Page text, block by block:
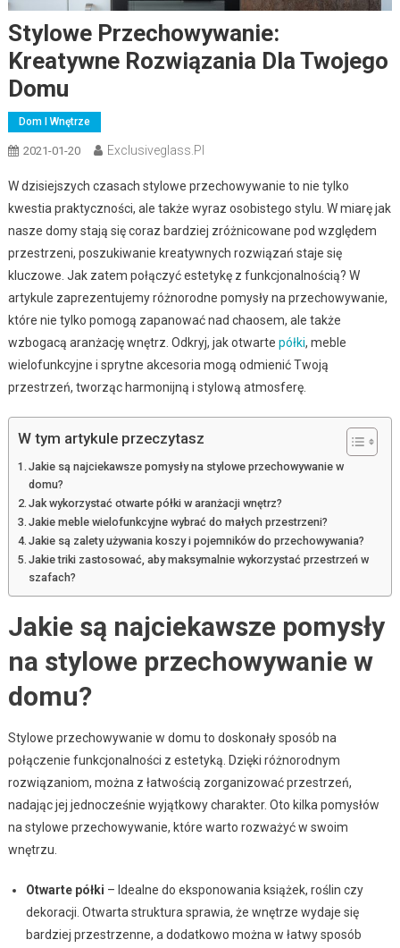
Stylowe Przechowywanie:
Kreatywne Rozwiązania Dla Twojego
Domu
Dom I Wnętrze
2021-01-20 Exclusiveglass.pl
W dzisiejszych czasach stylowe przechowywanie to nie tylko
kwestia praktyczności, ale także wyraz osobistego stylu. W miarę jak
nasze domy stają się coraz bardziej zróżnicowane pod względem
przestrzeni, poszukiwanie kreatywnych rozwiązań staje się
kluczowe. Jak zatem połączyć estetykę z funkcjonalnością? W
artykule zaprezentujemy różnorodne pomysły na przechowywanie,
które nie tylko pomogą zapanować nad chaosem, ale także
wzbogacą aranżację wnętrz. Odkryj, jak otwarte półki, meble
wielofunkcyjne i sprytne akcesoria mogą odmienić Twoją
przestrzeń, tworząc harmonijną i stylową atmosferę.
W tym artykule przeczytasz
Jakie są najciekawsze pomysły na stylowe przechowywanie w
domu?
Jak wykorzystać otwarte półki w aranżacji wnętrz?
Jakie meble wielofunkcyjne wybrać do małych przestrzeni?
Jakie są zalety używania koszy i pojemników do przechowywania?
Jakie triki zastosować, aby maksymalnie wykorzystać przestrzeń w
szafach?
Jakie są najciekawsze pomysły
na stylowe przechowywanie w
domu?
Stylowe przechowywanie w domu to doskonały sposób na
połączenie funkcjonalności z estetyką. Dzięki różnorodnym
rozwiązaniom, można z łatwością zorganizować przestrzeń,
nadając jej jednocześnie wyjątkowy charakter. Oto kilka pomysłów
na stylowe przechowywanie, które warto rozważyć w swoim
wnętrzu.
Otwarte półki – Idealne do eksponowania książek, roślin czy
dekoracji. Otwarta struktura sprawia, że wnętrze wydaje się
bardziej przestrzenne, a dodatkowo można w łatwy sposób